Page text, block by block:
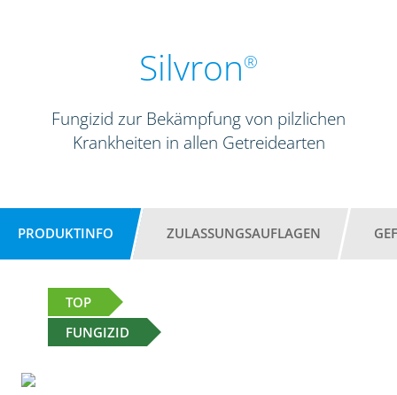
Silvron®
Fungizid zur Bekämpfung von pilzlichen
Krankheiten in allen Getreidearten
PRODUKTINFO ZULASSUNGSAUFLAGEN
TOP
FUNGIZID